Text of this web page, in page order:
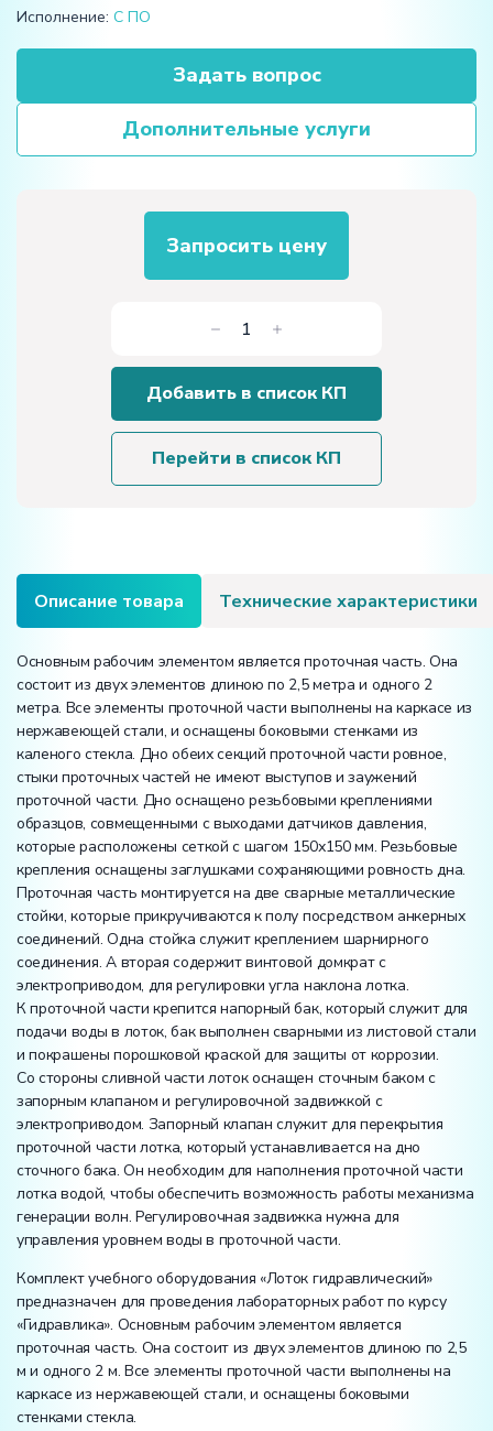
Исполнение: С ПО
Задать вопрос
Дополнительные услуги
Запросить цену
Количество
товара
Комплект
учебного
оборудования
«Лоток
гидравлический»
Добавить в список КП
Перейти в список КП
Описание товара Технические характеристики
Основным рабочим элементом является проточная часть. Она
состоит из двух элементов длиною по 2,5 метра и одного 2
метра. Все элементы проточной части выполнены на каркасе из
нержавеющей стали, и оснащены боковыми стенками из
каленого стекла. Дно обеих секций проточной части ровное,
стыки проточных частей не имеют выступов и заужений
проточной части. Дно оснащено резьбовыми креплениями
образцов, совмещенными с выходами датчиков давления,
которые расположены сеткой с шагом 150х150 мм. Резьбовые
крепления оснащены заглушками сохраняющими ровность дна.
Проточная часть монтируется на две сварные металлические
стойки, которые прикручиваются к полу посредством анкерных
соединений. Одна стойка служит креплением шарнирного
соединения. А вторая содержит винтовой домкрат с
электроприводом, для регулировки угла наклона лотка.
К проточной части крепится напорный бак, который служит для
подачи воды в лоток, бак выполнен сварными из листовой стали
и покрашены порошковой краской для защиты от коррозии.
Со стороны сливной части лоток оснащен сточным баком с
запорным клапаном и регулировочной задвижкой с
электроприводом. Запорный клапан служит для перекрытия
проточной части лотка, который устанавливается на дно
сточного бака. Он необходим для наполнения проточной части
лотка водой, чтобы обеспечить возможность работы механизма
генерации волн. Регулировочная задвижка нужна для
управления уровнем воды в проточной части.
Комплект учебного оборудования «Лоток гидравлический»
предназначен для проведения лабораторных работ по курсу
«Гидравлика». Основным рабочим элементом является
проточная часть. Она состоит из двух элементов длиною по 2,5
м и одного 2 м. Все элементы проточной части выполнены на
каркасе из нержавеющей стали, и оснащены боковыми
стенками стекла.